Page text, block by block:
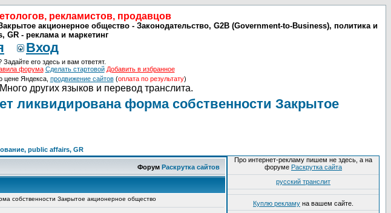
рекламистов, продавцов
акционерное общество - Законодательство, G2B (Government-to-Business), политика и
GR - реклама и маркетинг
Вход
его здесь и вам ответят.
форума Сделать стартовой Добавить в избранное
цене Яндекса, продвижение сайтов(оплата по результату)
других языков и перевод транслита.
ликвидирована форма собственности Закрытое
public affairs, GR
Форум Раскрутка сайтов
собственности Закрытое акционерное общество
Про интернет-рекламу пишем не здесь, а на
форуме Раскрутка сайта
русский транслит
Куплю рекламу на вашем сайте.